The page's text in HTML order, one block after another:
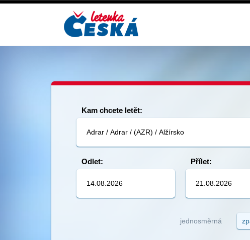
Skip
Kam chcete letět:
Odlet: Přílet:
jednosměrná